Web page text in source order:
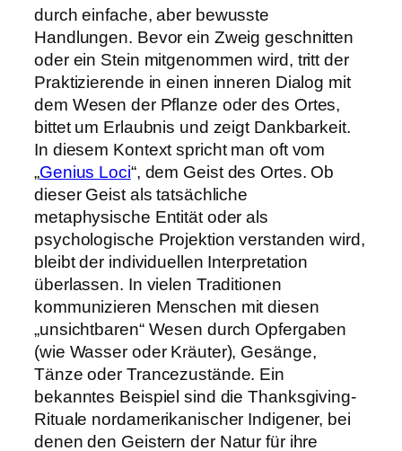
durch einfache, aber bewusste
Handlungen. Bevor ein Zweig geschnitten
oder ein Stein mitgenommen wird, tritt der
Praktizierende in einen inneren Dialog mit
dem Wesen der Pflanze oder des Ortes,
bittet um Erlaubnis und zeigt Dankbarkeit.
In diesem Kontext spricht man oft vom
„Genius Loci“, dem Geist des Ortes. Ob
dieser Geist als tatsächliche
metaphysische Entität oder als
psychologische Projektion verstanden wird,
bleibt der individuellen Interpretation
überlassen. In vielen Traditionen
kommunizieren Menschen mit diesen
„unsichtbaren“ Wesen durch Opfergaben
(wie Wasser oder Kräuter), Gesänge,
Tänze oder Trancezustände. Ein
bekanntes Beispiel sind die Thanksgiving-
Rituale nordamerikanischer Indigener, bei
denen den Geistern der Natur für ihre